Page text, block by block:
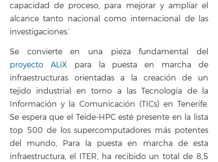
capacidad de proceso, para mejorar y ampliar el
alcance tanto nacional como internacional de las
investigaciones´.
Se convierte en una pieza fundamental del
proyecto ALiX para la puesta en marcha de
infraestructuras orientadas a la creación de un
tejido industrial en torno a las Tecnología de la
Información y la Comunicación (TICs) en Tenerife.
Se espera que el Teide-HPC esté presente en la lista
top 500 de los supercomputadores más potentes
del mundo, Para la puesta en marcha de esta
infraestructura, el ITER, ha recibido un total de 8,5